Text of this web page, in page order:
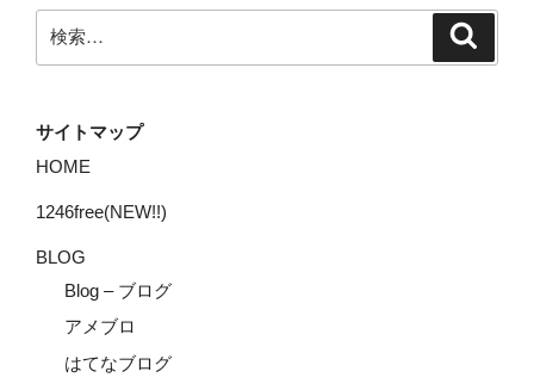
索:
サイトマップ
HOME
1246free(NEW!!)
BLOG
Blog – ブログ
アメブロ
はてなブログ